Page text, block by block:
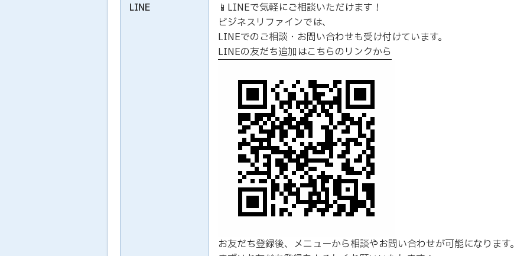
LINE
📱LINEで気軽にご相談いただけます！
ビジネスリファインでは、
LINEでのご相談・お問い合わせも受け付けています。
LINEの友だち追加はこちらのリンクから
お友だち登録後、メニューから相談やお問い合わせが可能になります。